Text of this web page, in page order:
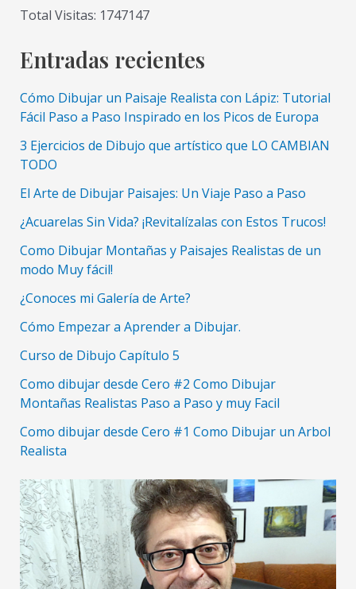
rompeolas
Total Visitas: 1747147
Entradas recientes
Cómo Dibujar un Paisaje Realista con Lápiz: Tutorial
Fácil Paso a Paso Inspirado en los Picos de Europa
3 Ejercicios de Dibujo que artístico que LO CAMBIAN
TODO
El Arte de Dibujar Paisajes: Un Viaje Paso a Paso
¿Acuarelas Sin Vida? ¡Revitalízalas con Estos Trucos!
Como Dibujar Montañas y Paisajes Realistas de un
modo Muy fácil!
¿Conoces mi Galería de Arte?
Cómo Empezar a Aprender a Dibujar.
Curso de Dibujo Capítulo 5
Como dibujar desde Cero #2 Como Dibujar
Montañas Realistas Paso a Paso y muy Facil
Como dibujar desde Cero #1 Como Dibujar un Arbol
Realista